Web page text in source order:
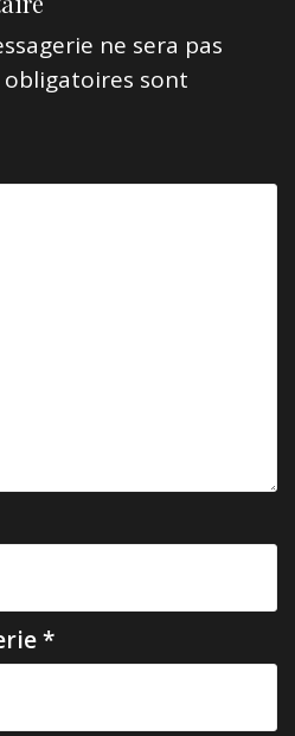
ne sera pas
obligatoires sont
*